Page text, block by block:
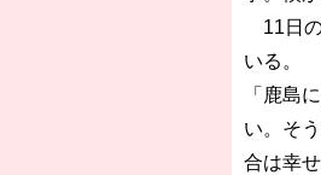
11日の
いる。
「鹿島
い。そ
合は幸